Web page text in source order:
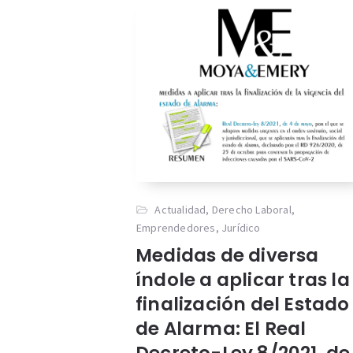
Actualidad, Derecho Laboral,
Emprendedores, Jurídico
Medidas de diversa
índole a aplicar tras la
finalización del Estado
de Alarma: El Real